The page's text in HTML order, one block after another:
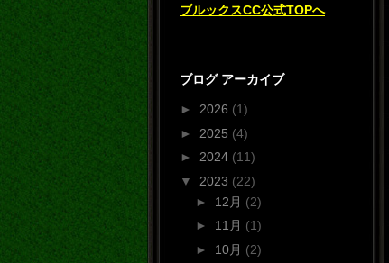
ブルックスCC公式TOPへ
ブログ アーカイブ
► 2026 (1)
► 2025 (4)
► 2024 (11)
▼ 2023 (22)
► 12月 (2)
► 11月 (1)
► 10月 (2)